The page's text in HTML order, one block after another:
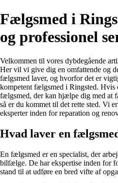
Fælgsmed i
og professionel
Velkommen til vores dybdegående
Her vil vi give dig en omfattende og
fælgsmed laver, og hvorfor det er
kompetent fælgsmed i Ringsted. Hvis
fælgsmed, der kan hjælpe dig med at
så er du kommet til det rette sted. Vi
eksperter inden for reparation og
Hvad laver en
En fælgsmed er en specialist, der
bilfælge. De har ekspertise inden for
stand til at udføre en bred vifte af